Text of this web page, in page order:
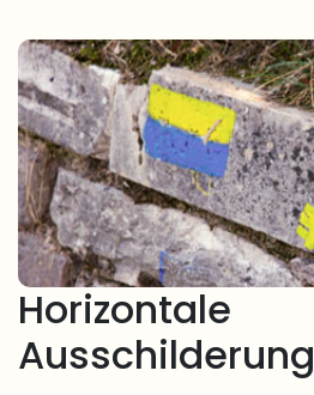
Horizontale
Ausschilderung